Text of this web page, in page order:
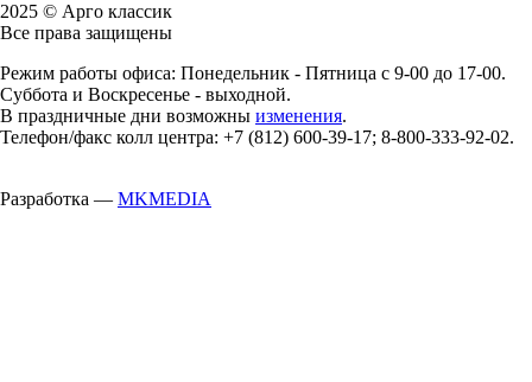
2025 © Арго классик
Все права защищены
Режим работы офиса: Понедельник - Пятница с 9-00 до 17-00.
Суббота и Воскресенье - выходной.
В праздничные дни возможны изменения.
Телефон/факс колл центра: +7 (812) 600-39-17; 8-800-333-92-02.
Разработка — MKMEDIA